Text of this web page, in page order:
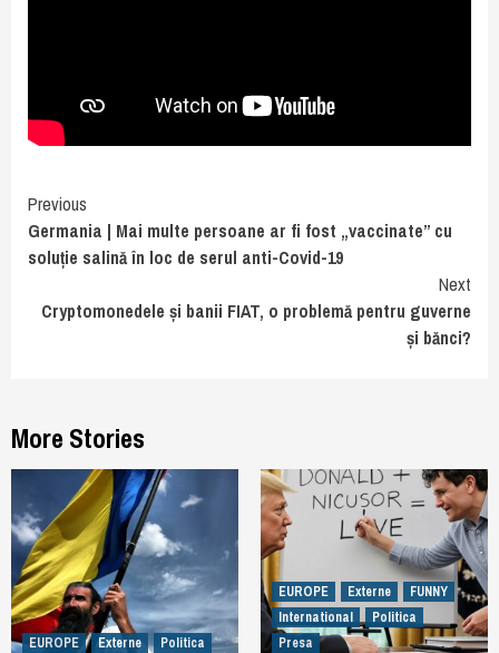
Continue
Reading
Previous
Germania | Mai multe persoane ar fi fost „vaccinate” cu
soluție salină în loc de serul anti-Covid-19
Next
Cryptomonedele și banii FIAT, o problemă pentru guverne
și bănci?
More Stories
EUROPE Externe Politica
EUROPE Externe
FUNNY
International
Politica
Presa